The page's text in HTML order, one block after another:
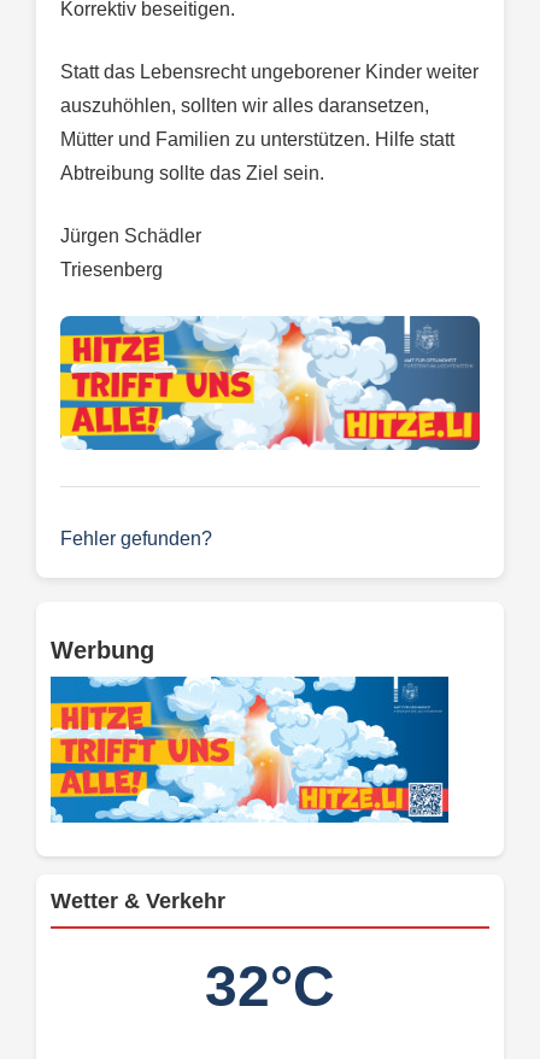
Korrektiv beseitigen.
Statt das Lebensrecht ungeborener Kinder weiter
auszuhöhlen, sollten wir alles daransetzen,
Mütter und Familien zu unterstützen. Hilfe statt
Abtreibung sollte das Ziel sein.
Jürgen Schädler
Triesenberg
Fehler gefunden?
Werbung
Wetter & Verkehr
32°C